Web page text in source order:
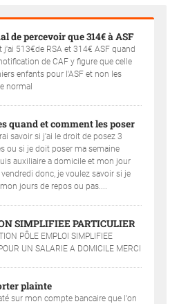
de percevoir que 314€ à ASF
j'ai 513€de RSA et 314€ ASF quand
de CAF y figure que celle
enfants pour l'ASF et non les
normal
quand et comment les poser
savoir si j'ai le droit de posez 3
ou si je doit poser ma semaine
auxiliaire a domicile et mon jour
donc, je voulez savoir si je
jours de repos ou pas....
SIMPLIFIEE PARTICULIER
PÔLE EMPLOI SIMPLIFIEE
UN SALARIE A DOMICILE MERCI
plainte
sur mon compte bancaire que l'on